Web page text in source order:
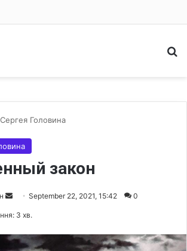
Головина
закон
d
September 22, 2021, 15:42 0
3 хв.